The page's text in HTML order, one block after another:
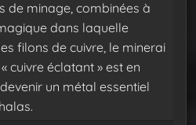
de minage, combinées à
dans laquelle
filons de cuivre, le minerai
cuivre éclatant » est en
un métal essentiel